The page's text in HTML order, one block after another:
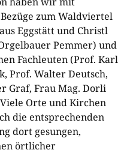
zum Waldviertel
Eggstätt und Christl
Pemmer) und
Fachleuten (Prof. Karl
Prof. Walter Deutsch,
Graf, Frau Mag. Dorli
Orte und Kirchen
die entsprechenden
dort gesungen,
örtlicher